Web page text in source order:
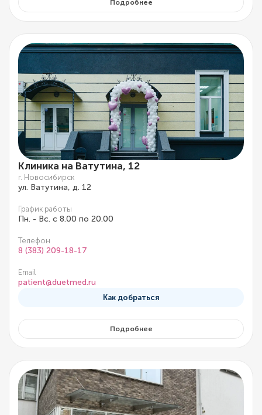
Подробнее
Клиника на Ватутина, 12
г. Новосибирск
ул. Ватутина, д. 12
График работы
Пн. - Вс. с 8.00 по 20.00
Телефон
8 (383) 209-18-17
Email
patient@duetmed.ru
Как добраться
Подробнее